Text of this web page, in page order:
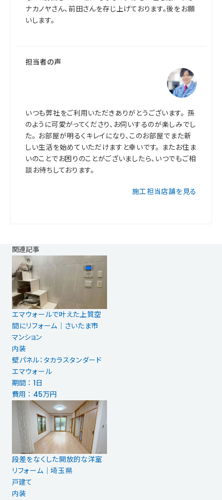
ナカノヤさん、前田さんを存じ上げております。後をお願
いします。
担当者の声
いつも弊社をご利用いただきありがとうございます。 孫
のように可愛がってくださり、お伺いするのが楽しみでし
た。 お部屋が明るくキレイになり、このお部屋でまた新
しい生活を始めていただけますと幸いです。 またお住ま
いのことでお困りのことがございましたら、いつでもご相
談お待ちしております。
施工担当店舗を見る
関連記事
エマウォールで叶えた上質空
間にリフォーム｜さいたま市
マンション
内装
壁パネル：タカラスタンダード
エマウォール
期間 ： 1日
費用 ： 45万円
段差をなくした開放的な洋室
リフォーム｜埼玉県
戸建て
内装